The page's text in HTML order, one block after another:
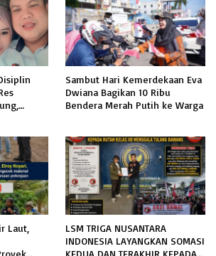
Sambut Hari Kemerdekaan Eva
Dwiana Bagikan 10 Ribu
Bendera Merah Putih ke Warga
Laut,
LSM TRIGA NUSANTARA
INDONESIA LAYANGKAN SOMASI